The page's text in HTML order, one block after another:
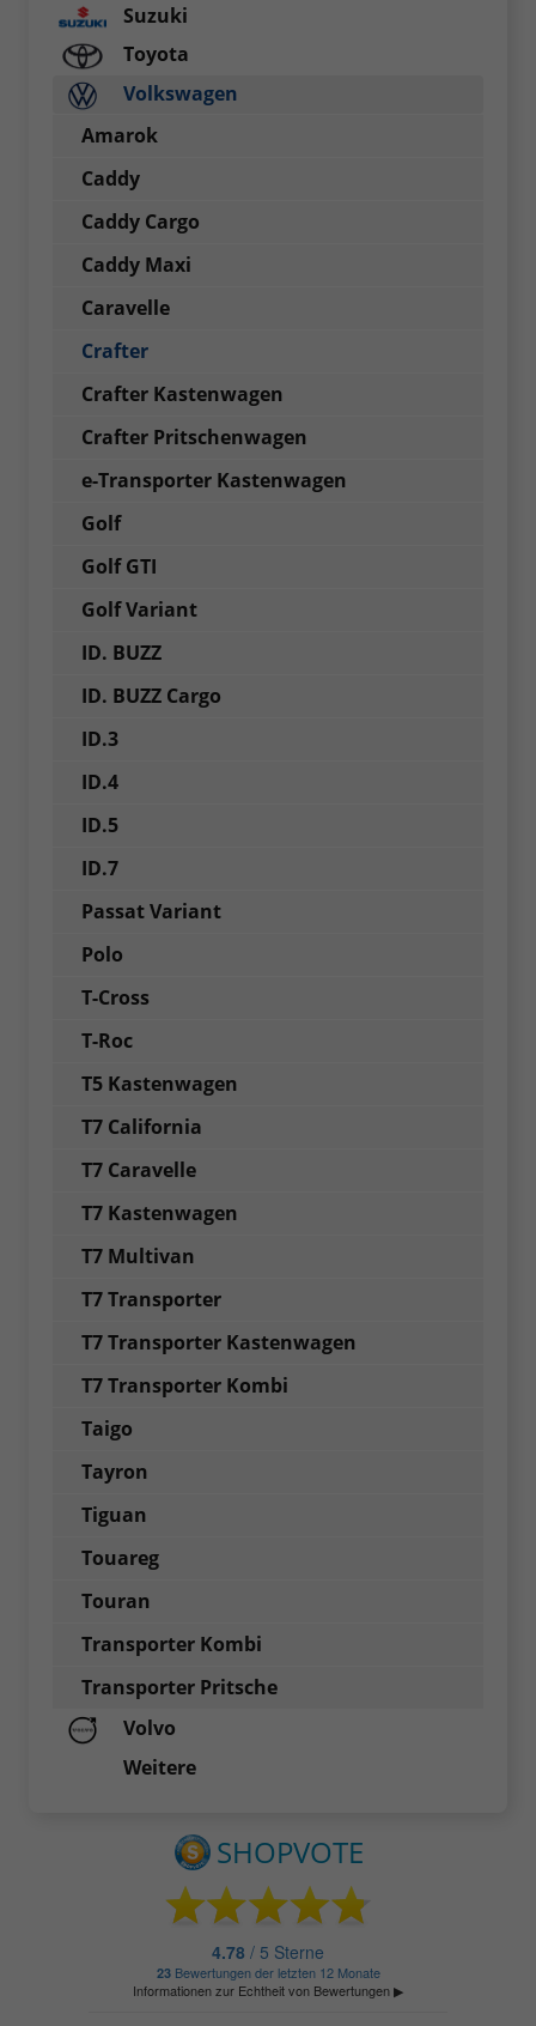
Suzuki
Toyota
Volkswagen
Amarok
Caddy
Caddy Cargo
Caddy Maxi
Caravelle
Crafter
Crafter Kastenwagen
Crafter Pritschenwagen
e-Transporter Kastenwagen
Golf
Golf GTI
Golf Variant
ID. BUZZ
ID. BUZZ Cargo
ID.3
ID.4
ID.5
ID.7
Passat Variant
Polo
T-Cross
T-Roc
T5 Kastenwagen
T7 California
T7 Caravelle
T7 Kastenwagen
T7 Multivan
T7 Transporter
T7 Transporter Kastenwagen
T7 Transporter Kombi
Taigo
Tayron
Tiguan
Touareg
Touran
Transporter Kombi
Transporter Pritsche
Volvo
Weitere